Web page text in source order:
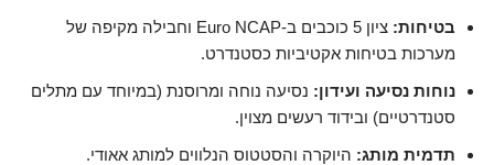
בטיחות:
ציון 5 כוכבים ב-Euro NCAP וחבילה מקיפה של
מערכות בטיחות אקטיביות כסטנדרט.
נוחות נסיעה ועידון: נסיעה נוחה ומרוסנת (במיוחד עם מתלים
סטנדרטיים) ובידוד רעשים מצוין.
תדמית מותג: היוקרה והסטטוס הנלווים למותג אאודי.